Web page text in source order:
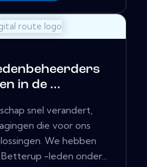
in de ...
snel verandert,
die voor ons
We hebben
-leden onder...